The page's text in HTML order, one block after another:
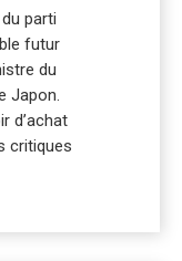
parti
futur
du
Japon.
d’achat
critiques